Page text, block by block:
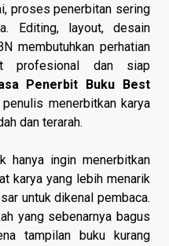
proses penerbitan sering
Editing, layout, desain
membutuhkan perhatian
profesional dan siap
Penerbit Buku Best
menerbitkan karya
dan terarah.
hanya ingin menerbitkan
karya yang lebih menarik
untuk dikenal pembaca.
yang sebenarnya bagus
tampilan buku kurang